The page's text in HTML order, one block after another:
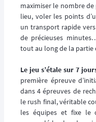
maximiser le nombre
lieu, voler les points
un transport rapide
de précieuses
tout au long de la
Le jeu s’étale sur 7
première épreuve
dans 4 épreuves de
le rush final, véritable
les équipes et fixe le